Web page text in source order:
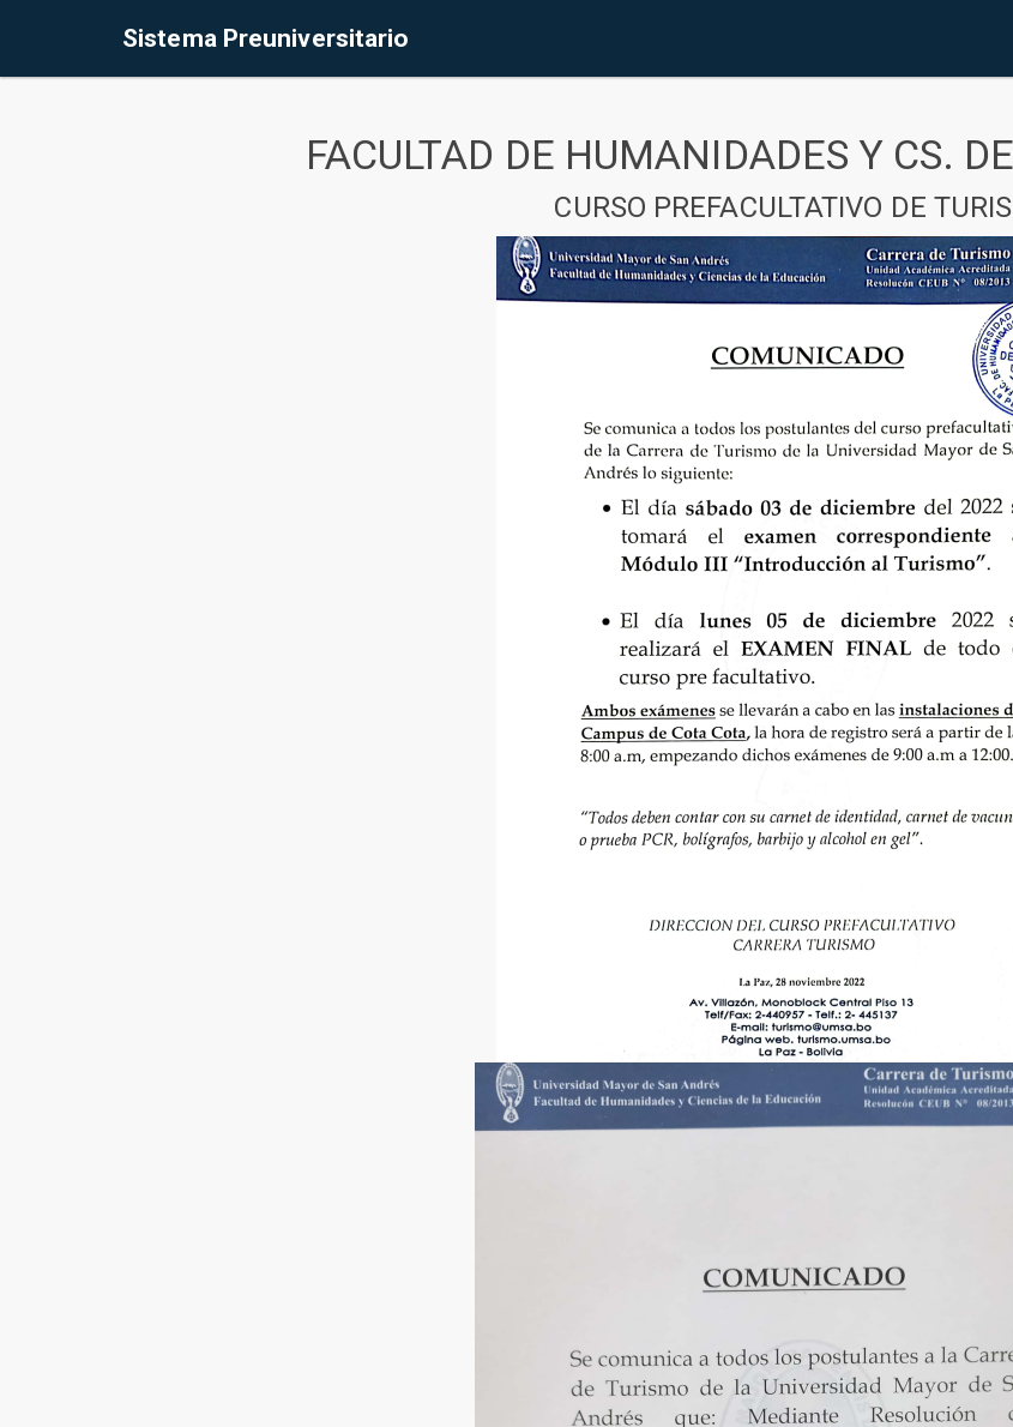
Sistema Preuniversitario
FACULTAD DE HUMANIDADES Y CS.
CURSO PREFACULTATIVO DE